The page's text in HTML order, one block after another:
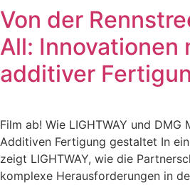
Von der
All: Innovationen
additiver
Film ab! Wie LIGHTWAY und DMG
Additiven Fertigung gestaltet In
zeigt LIGHTWAY, wie die
komplexe Herausforderungen in